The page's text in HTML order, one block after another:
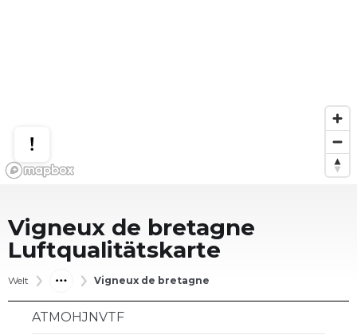
Vigneux de bretagne
Luftqualitätskarte
Welt Vigneux de bretagne
ATMOHJNVTF